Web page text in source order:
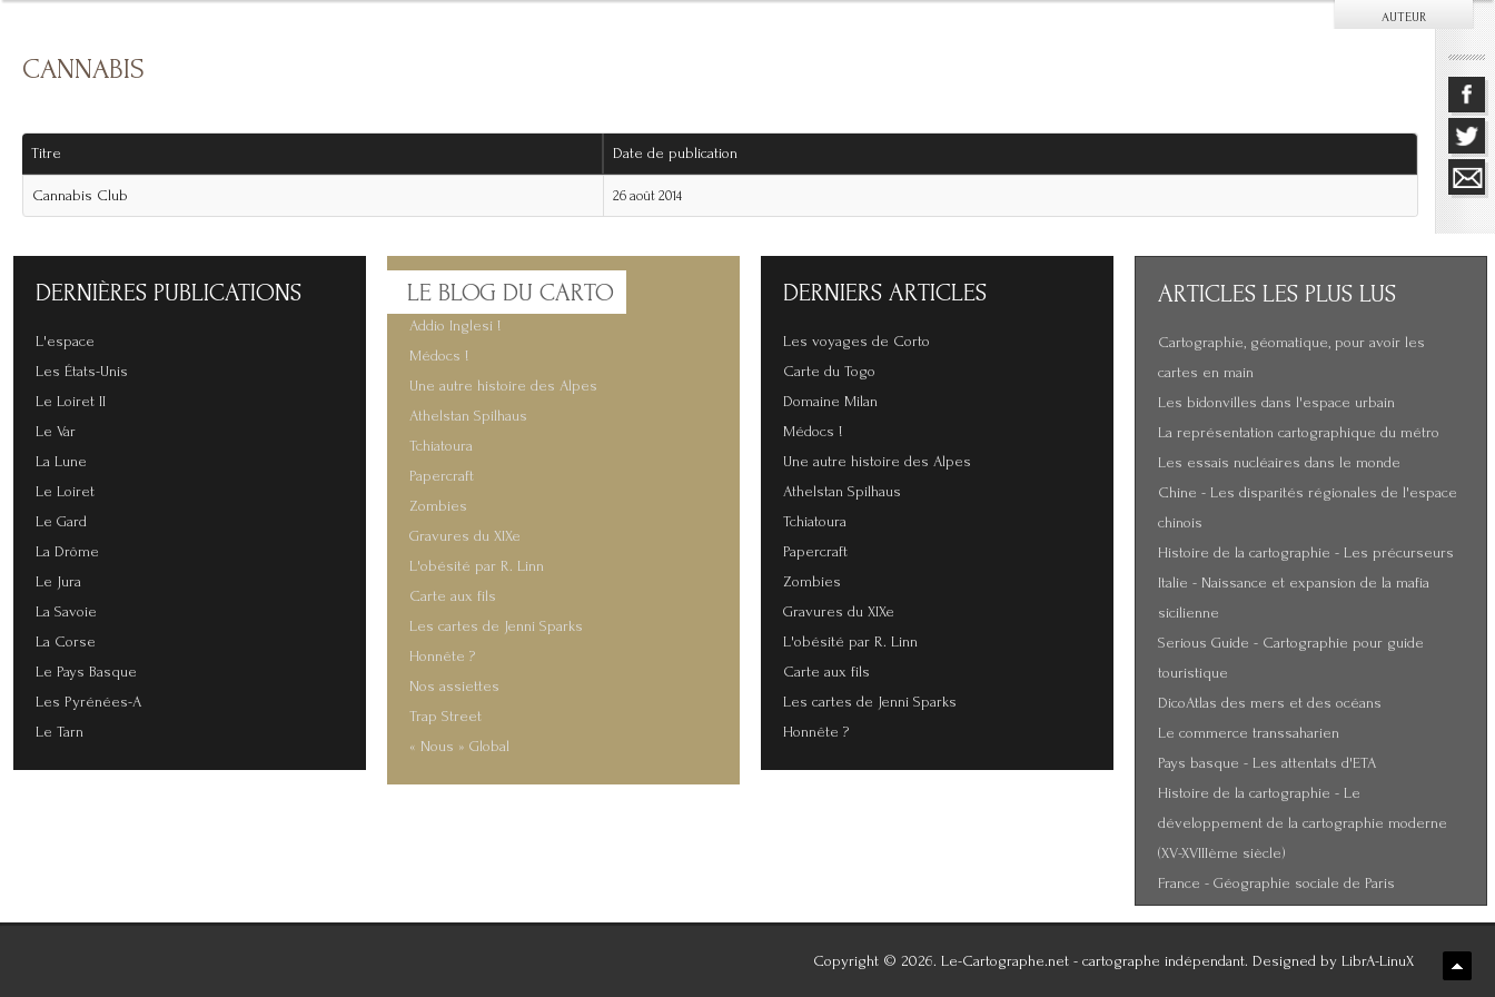
AUTEUR
CANNABIS
Titre Date de publication
Cannabis Club 26 août 2014
DERNIÈRES PUBLICATIONS
L'espace
Les États-Unis
Le Loiret II
Le Var
La Lune
Le Loiret
Le Gard
La Drôme
Le Jura
La Savoie
La Corse
Le Pays Basque
Les Pyrénées-A
Le Tarn
LE BLOG DU CARTO
Addio Inglesi !
Médocs !
Une autre histoire des Alpes
Athelstan Spilhaus
Tchiatoura
Papercraft
Zombies
Gravures du XIXe
L'obésité par R. Linn
Carte aux fils
Les cartes de Jenni Sparks
Honnête ?
Nos assiettes
Trap Street
« Nous » Global
DERNIERS ARTICLES
Les voyages de Corto
Carte du Togo
Domaine Milan
Médocs !
Une autre histoire des Alpes
Athelstan Spilhaus
Tchiatoura
Papercraft
Zombies
Gravures du XIXe
L'obésité par R. Linn
Carte aux fils
Les cartes de Jenni Sparks
Honnête ?
ARTICLES LES PLUS LUS
Cartographie, géomatique, pour avoir les
cartes en main
Les bidonvilles dans l'espace urbain
La représentation cartographique du métro
Les essais nucléaires dans le monde
Chine - Les disparités régionales de l'espace
chinois
Histoire de la cartographie - Les précurseurs
Italie - Naissance et expansion de la mafia
sicilienne
Serious Guide - Cartographie pour guide
touristique
DicoAtlas des mers et des océans
Le commerce transsaharien
Pays basque - Les attentats d'ETA
Histoire de la cartographie - Le
développement de la cartographie moderne
(XV-XVIIIème siècle)
France - Géographie sociale de Paris
Copyright © 2026. Le-Cartographe.net - cartographe indépendant. Designed by LibrA-LinuX